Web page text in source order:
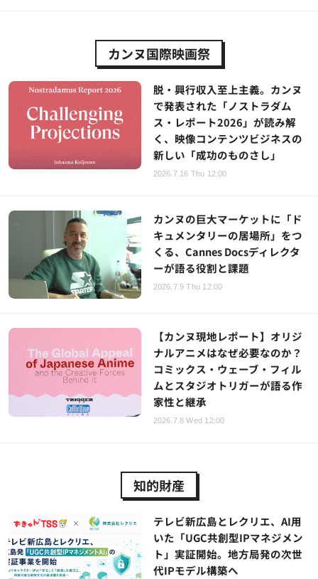
カンヌ国際映画祭
脱・興行収入至上主義。カンヌ
で発表された「ノストラダム
ス・レポート2026」が読み解
く、映像コンテンツビジネスの
新しい「成功のものさし」
2026.7.16 Thu 12:00
カンヌの巨大マーケットに「ド
キュメンタリーの居場所」をつ
くる、Cannes Docsディレクタ
ーが語る役割と課題
2026.7.9 Thu 12:00
【カンヌ現地レポート】オリジ
ナルアニメはなぜ必要なのか？
コミックス・ウェーブ・フィル
ムとスタジオトリガーが語る作
家性と継承
2026.7.8 Wed 12:00
知的財産
テレビ新広島とレクリエ、AI用
いた「UGC共創型IPマネジメン
ト」実証開始。地方局発の次世
代IPモデル構築へ